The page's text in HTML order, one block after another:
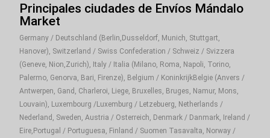
Principales ciudades de Envíos Mándalo
Market
Germany / Deutschland (Berlin,Dusseldorf, Munich, Stuttgart,
Hanover), Switzerland / Swiss Confederation / Schweiz / Svizzera
(Geneve, Nion,Zurich), Italy / Italia (Milano, Roma, Napoli, Torino,
Palermo, Genorva, Bari, Firenze), Belgium / KoninkrijkBelgie (Anvers /
Antwerpen, Gand, Charleroi, Liege, Bruxelles, Bruges, Namur, Mons,
Louvain), Luxembourg /Luxemburg / Letzebuerg, Netherlands /
Nederland, Sweden, Austria / Osterreich, Denmark / Danmark, Ireland /
Eire,Portugal / Portuguesa, Finland / Suomen Tasavalta, Norway /